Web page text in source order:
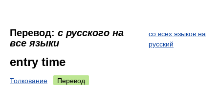
Перевод: с русского на
все языки
со всех языков на
русский
entry time
Толкование Перевод